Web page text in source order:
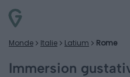
Monde Italie Latium Rome
Immersion